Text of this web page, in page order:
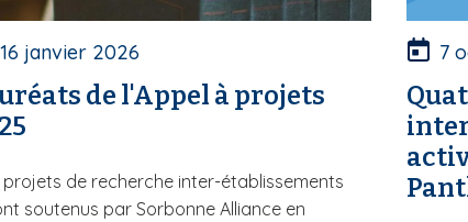
16 janvier 2026
de l'Appel à projets
projets de recherche inter-établissements
soutenus par Sorbonne Alliance en
7